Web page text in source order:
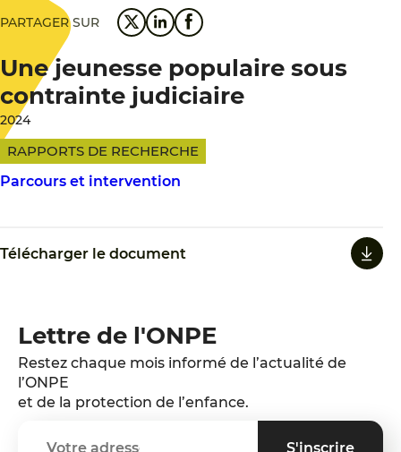
PARTAGER SUR
Une jeunesse populaire sous
contrainte judiciaire
2024
RAPPORTS DE RECHERCHE
Parcours et intervention
Télécharger le document
Lettre de l'ONPE
Restez chaque mois informé de l’actualité de
l’ONPE
et de la protection de l’enfance.